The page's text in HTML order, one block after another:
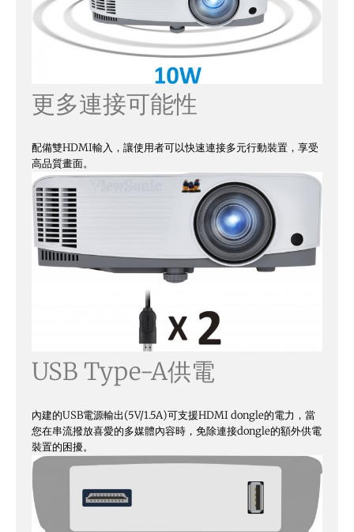
更多連接可能性
配備雙HDMI輸入，讓使用者可以快速連接多元行動裝置，享受
高品質畫面。
USB Type-A供電
內建的USB電源輸出(5V/1.5A)可支援HDMI dongle的電力，當
您在串流撥放喜愛的多媒體內容時，免除連接dongle的額外供電
裝置的困擾。